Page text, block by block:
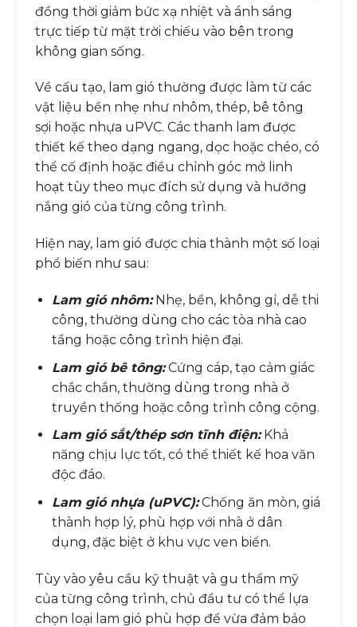
đồng thời giảm bức xạ nhiệt và ánh sáng
trực tiếp từ mặt trời chiếu vào bên trong
không gian sống.
Về cấu tạo, lam gió thường được làm từ các
vật liệu bền nhẹ như nhôm, thép, bê tông
sợi hoặc nhựa uPVC. Các thanh lam được
thiết kế theo dạng ngang, dọc hoặc chéo, có
thể cố định hoặc điều chỉnh góc mở linh
hoạt tùy theo mục đích sử dụng và hướng
nắng gió của từng công trình.
Hiện nay, lam gió được chia thành một số loại
phổ biến như sau:
Lam gió nhôm:Nhẹ, bền, không gỉ, dễ thi
công, thường dùng cho các tòa nhà cao
tầng hoặc công trình hiện đại.
Lam gió bê tông:Cứng cáp, tạo cảm giác
chắc chắn, thường dùng trong nhà ở
truyền thống hoặc công trình công cộng.
Lam gió sắt/thép sơn tĩnh điện:Khả
năng chịu lực tốt, có thể thiết kế hoa văn
độc đáo.
Lam gió nhựa (uPVC): Chống ăn mòn, giá
thành hợp lý, phù hợp với nhà ở dân
dụng, đặc biệt ở khu vực ven biển.
Tùy vào yêu cầu kỹ thuật và gu thẩm mỹ
của từng công trình, chủ đầu tư có thể lựa
chọn loại lam gió phù hợp để vừa đảm bảo